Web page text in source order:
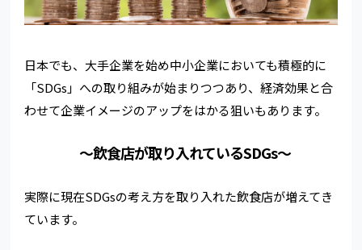
日本でも、大手企業を始め中小企業においても積極的に
「SDGs」への取り組みが始まりつつあり、経済効果と合
わせて企業イメージのアップをはかる狙いもあります。
～飲食店が取り入れているSDGs～
実際に現在SDGsの考え方を取り入れた飲食店が増えてき
ています。